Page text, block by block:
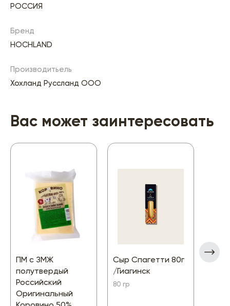
РОССИЯ
Бренд
HOCHLAND
Производитьель
Хохланд Руссланд ООО
Вас может заинтересовать
ПМ с ЗМЖ
полутвердый
Российский
Оригинальный
Сыр Спагетти 80г
/Гиагинск
80 гр
Сыр